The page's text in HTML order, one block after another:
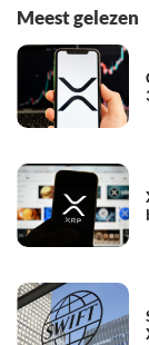
Meest gelezen